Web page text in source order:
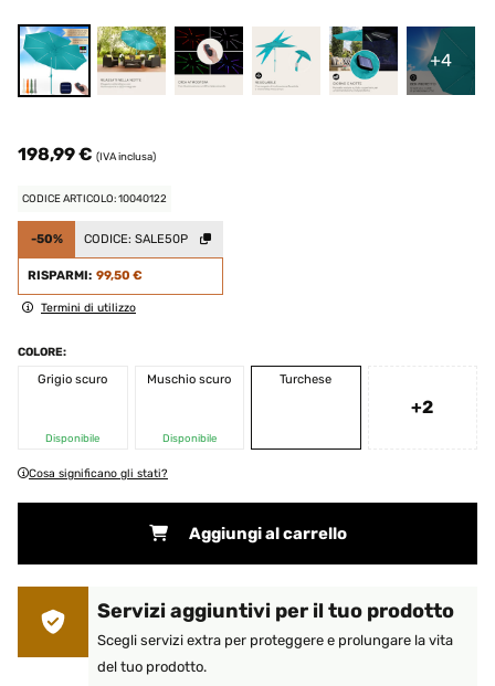
+4
198,99 € (IVA inclusa)
CODICE ARTICOLO: 10040122
-50% CODICE: SALE50P
RISPARMI: 99,50 €
Termini di utilizzo
COLORE:
Grigio scuro
Disponibile
Muschio scuro
Disponibile
Turchese
+2
Cosa significano gli stati?
Aggiungi al carrello
Servizi aggiuntivi per il tuo prodotto
Scegli servizi extra per proteggere e prolungare la vita
del tuo prodotto.